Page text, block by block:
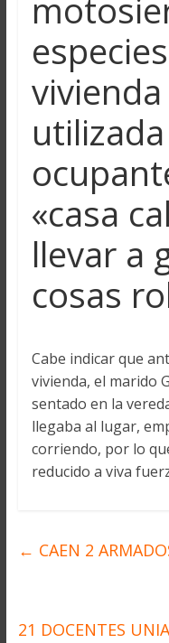
«casa
llevar a
cosas
Cabe indicar que
vivienda, el marido
sentado en la
llegaba al lugar,
corriendo, por lo
reducido a viva
← CAEN 2
21 DOCENTES